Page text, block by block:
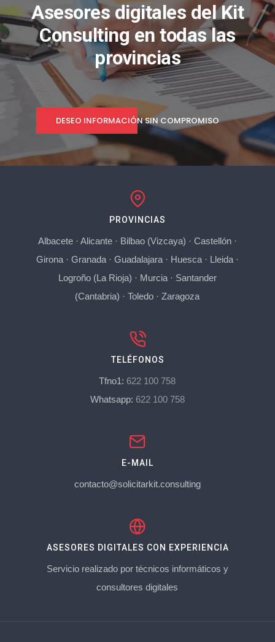
Asesores digitales del Kit
Consulting en todas las
provincias
DESEO INFORMACIÓN SIN COMPROMISO
PROVINCIAS
Albacete· Alicante· Bilbao (Vizcaya) · Castellón·
Girona· Granada· Guadalajara· Huesca· Lleida·
Logroño (La Rioja) · Murcia· Santander
(Cantabria) ·Toledo ·Zaragoza
TELÉFONOS
Tfno1: 622 100 758
Whatsapp: 622 100 758
E-MAIL
contacto@solicitarkit.consulting
ASESORES DIGITALES CON EXPERIENCIA
Servicio realizado por técnicos informáticos y
consultores digitales